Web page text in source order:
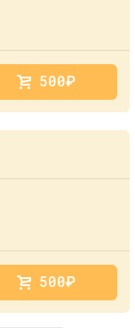
500руб.
500руб.